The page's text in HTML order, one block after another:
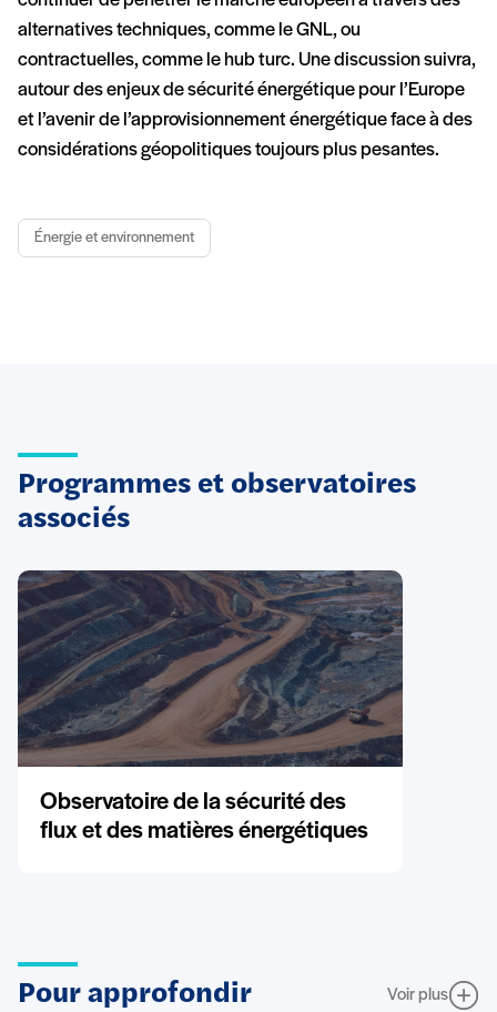
alternatives techniques, comme le GNL, ou
contractuelles, comme le hub turc. Une discussion suivra,
autour des enjeux de sécurité énergétique pour l’Europe
et l’avenir de l’approvisionnement énergétique face à des
considérations géopolitiques toujours plus pesantes.
Énergie et environnement
Programmes et observatoires
associés
Observatoire de la sécurité des
flux et des matières énergétiques
Pour approfondir Voir plus